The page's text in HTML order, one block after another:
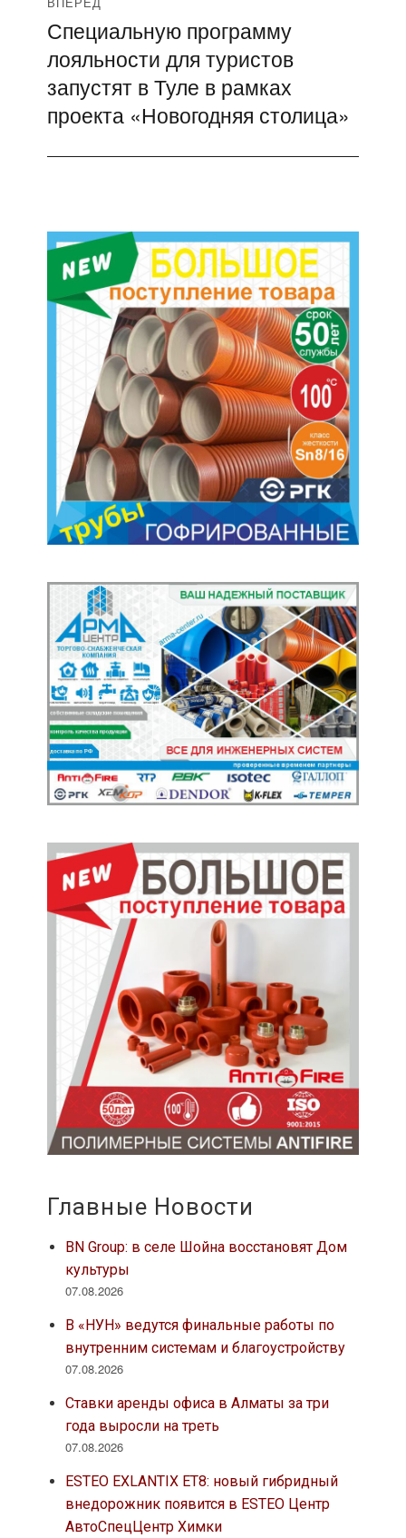
Следующая
запись:
Специальную программу
лояльности для туристов
запустят в Туле в рамках
проекта «Новогодняя столица»
Главные Новости
BN Group: в селе Шойна восстановят Дом
культуры
07.08.2026
В «НУН» ведутся финальные работы по
внутренним системам и благоустройству
07.08.2026
Ставки аренды офиса в Алматы за три
года выросли на треть
07.08.2026
ESTEO EXLANTIX ET8: новый гибридный
внедорожник появится в ESTEO Центр
АвтоСпецЦентр Химки